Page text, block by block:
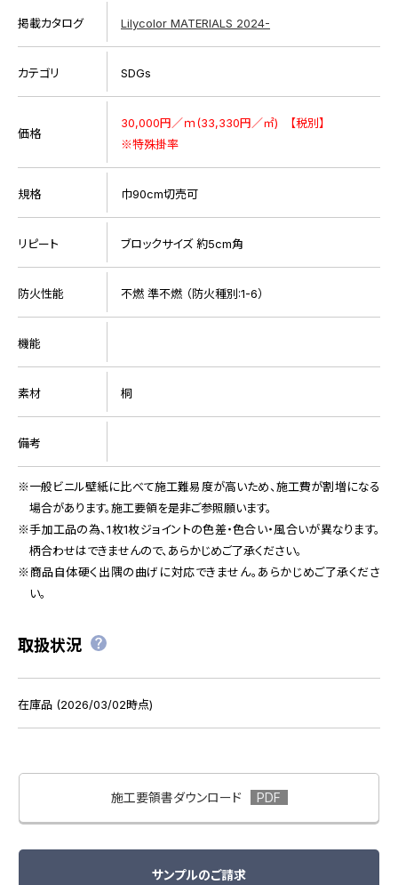
掲載カタログ Lilycolor MATERIALS 2024-
カテゴリ SDGs
価格
30,000円／ｍ(33,330円／㎡) 【税別】
※特殊掛率
規格 巾90cm切売可
リピート ブロックサイズ 約5cm角
防火性能 不燃 準不燃 （防火種別:1-6）
機能
素材 桐
備考
一般ビニル壁紙に比べて施工難易度が高いため、施工費が割増になる
場合があります。施工要領を是非ご参照願います。
手加工品の為、1枚1枚ジョイントの色差・色合い・風合いが異なります。
柄合わせはできませんので、あらかじめご了承ください。
商品自体硬く出隅の曲げに対応できません。あらかじめご了承くださ
い。
取扱状況
在庫品 (2026/03/02時点)
施工要領書ダウンロード
サンプルのご請求